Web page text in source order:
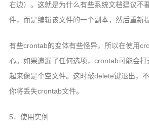
右边）。这就是为什么有些系统文档建议不
件，而是编辑该文件的一个副本，然后重新
有些crontab的变体有些怪异，所以在使用
心。如果遗漏了任何选项，crontab可能会
起来像是个空文件。这时敲delete键退出，
你将丢失crontab文件。
5．使用实例